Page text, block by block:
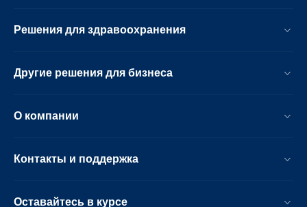
Решения для здравоохранения
Другие решения для бизнеса
О компании
Контакты и поддержка
Оставайтесь в курсе